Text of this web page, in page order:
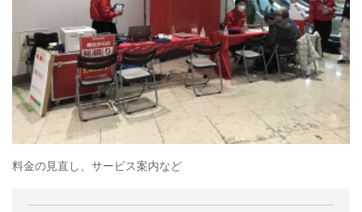
料金の見直し、サービス案内など